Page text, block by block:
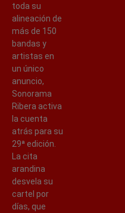
toda su
alineación de
más de 150
bandas y
artistas en
un único
anuncio,
Sonorama
Ribera activa
la cuenta
atrás para su
29ª edición.
La cita
arandina
desvela su
cartel por
días, que